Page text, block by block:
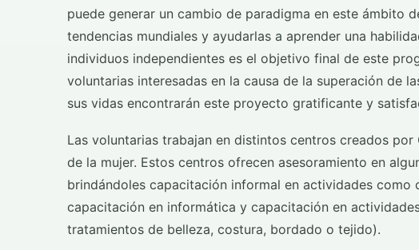
puede generar un cambio de paradigma en este ámbito
tendencias mundiales y ayudarlas a aprender una
individuos independientes es el objetivo final de este
voluntarias interesadas en la causa de la superación de
sus vidas encontrarán este proyecto gratificante y
Las voluntarias trabajan en distintos centros creados
de la mujer. Estos centros ofrecen asesoramiento en
brindándoles capacitación informal en actividades como
capacitación en informática y capacitación en
tratamientos de belleza, costura, bordado o tejido).